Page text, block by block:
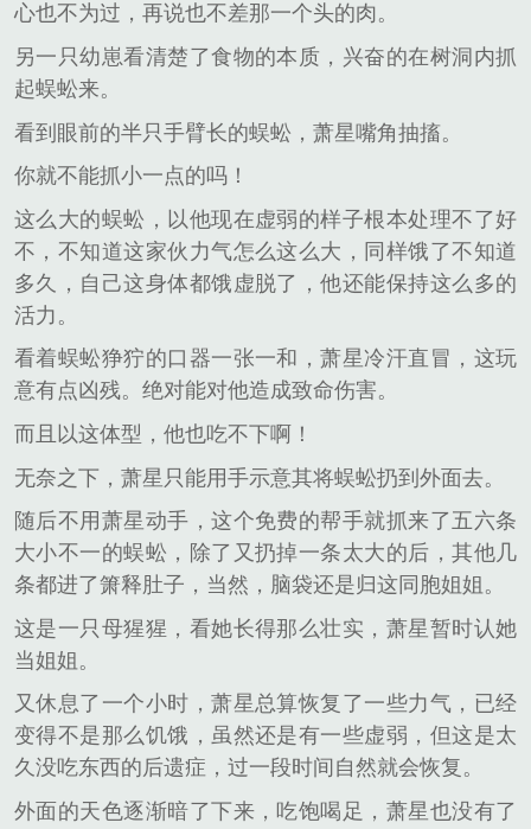
心也不为过，再说也不差那一个头的肉。
另一只幼崽看清楚了食物的本质，兴奋的在树洞内抓
起蜈蚣来。
看到眼前的半只手臂长的蜈蚣，萧星嘴角抽搐。
你就不能抓小一点的吗！
这么大的蜈蚣，以他现在虚弱的样子根本处理不了好
不，不知道这家伙力气怎么这么大，同样饿了不知道
多久，自己这身体都饿虚脱了，他还能保持这么多的
活力。
看着蜈蚣狰狞的口器一张一和，萧星冷汗直冒，这玩
意有点凶残。绝对能对他造成致命伤害。
而且以这体型，他也吃不下啊！
无奈之下，萧星只能用手示意其将蜈蚣扔到外面去。
随后不用萧星动手，这个免费的帮手就抓来了五六条
大小不一的蜈蚣，除了又扔掉一条太大的后，其他几
条都进了箫释肚子，当然，脑袋还是归这同胞姐姐。
这是一只母猩猩，看她长得那么壮实，萧星暂时认她
当姐姐。
又休息了一个小时，萧星总算恢复了一些力气，已经
变得不是那么饥饿，虽然还是有一些虚弱，但这是太
久没吃东西的后遗症，过一段时间自然就会恢复。
外面的天色逐渐暗了下来，吃饱喝足，萧星也没有了